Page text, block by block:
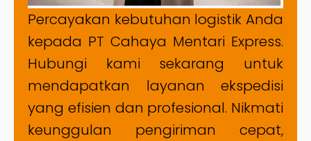
Percayakan kebutuhan logistik Anda
kepada PT Cahaya Mentari Express.
Hubungi kami sekarang untuk
mendapatkan layanan ekspedisi
yang efisien dan profesional. Nikmati
keunggulan pengiriman cepat,